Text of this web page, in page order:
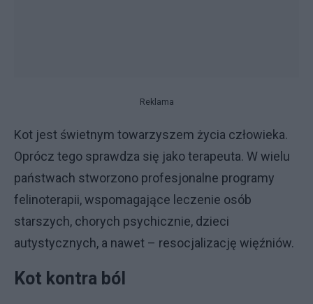
Reklama
Kot jest świetnym towarzyszem życia człowieka.
Oprócz tego sprawdza się jako terapeuta. W wielu
państwach stworzono profesjonalne programy
felinoterapii, wspomagające leczenie osób
starszych, chorych psychicznie, dzieci
autystycznych, a nawet – resocjalizację więźniów.
Kot kontra ból